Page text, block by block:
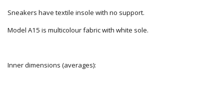
Sneakers have textile insole with no support.
Model A15 is multicolour fabric with white sole.
Inner dimensions (averages):